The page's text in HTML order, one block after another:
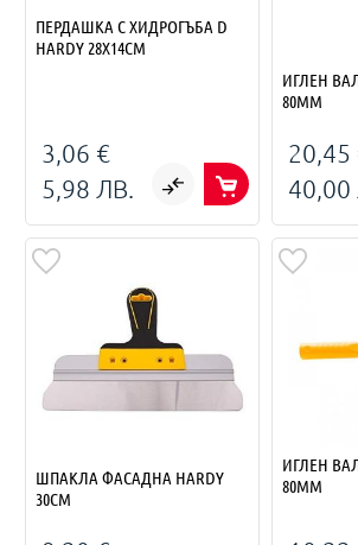
ПЕРДАШКА С ХИДРОГЪБА D
HARDY 28Х14СМ
3,06 €
5,98 ЛВ.
ИГЛЕН
80ММ
20,45
40,00
ШПАКЛА ФАСАДНА HARDY
30СМ
ИГЛЕН
80ММ